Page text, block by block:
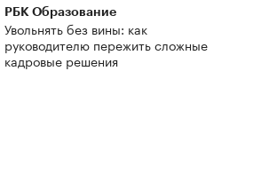
РБК Образование
Увольнять без вины: как
руководителю пережить сложные
кадровые решения